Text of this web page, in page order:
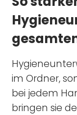
im Ordner,
bei jedem
bringen sie